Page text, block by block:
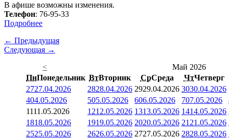
В афише возможны изменения.
Телефон: 76-95-33
Подробнее
← Предыдущая
Следующая →
<
Май 2026
ПнПонедельник ВтВторник СрСреда ЧтЧетверг
2727.04.2026 2828.04.2026 2929.04.2026 3030.04.2026
404.05.2026 505.05.2026 606.05.2026 707.05.2026
1111.05.2026 1212.05.2026 1313.05.2026 1414.05.2026
1818.05.2026 1919.05.2026 2020.05.2026 21 21.05.2026
2525.05.2026 2626.05.2026 2727.05.2026 2828.05.2026